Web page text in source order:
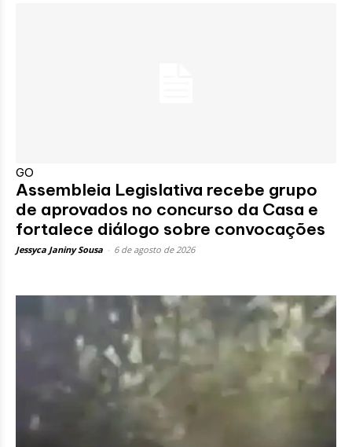
GO
Assembleia Legislativa recebe grupo
de aprovados no concurso da Casa e
fortalece diálogo sobre convocações
Jessyca Janiny Sousa 6 de agosto de 2026